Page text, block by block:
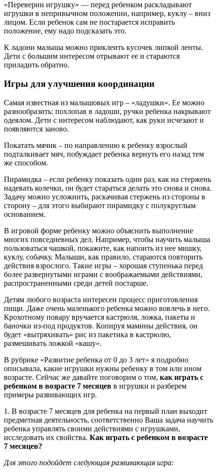
«Переверни игрушку» — перед ребенком раскладывают
игрушки в непривычном положении, например, куклу – вниз
лицом. Если ребенок сам не постарается исправить
положение, ему надо подсказать это.
К ладони малыша можно приклеить кусочек липкой ленты.
Дети с большим интересом отрывают ее и стараются
приладить обратно.
Игры для улучшения координации
Самая известная из малышовых игр – «ладушки». Ее можно
разнообразить: похлопав в ладоши, ручки ребенка накрывают
одеялом. Дети с интересом наблюдают, как руки исчезают и
появляются заново.
Покатать мячик – по направлению к ребенку взрослый
подталкивает мяч, побуждает ребенка вернуть его назад тем
же способом.
Пирамидка – если ребенку показать один раз, как на стержень
надевать колечки, он будет стараться делать это снова и снова.
Задачу можно усложнить, раскачивая стержень из стороны в
сторону – для этого выбирают пирамидку с полукруглым
основанием.
В игровой форме ребенку можно объяснить выполнение
многих повседневных дел. Например, чтобы научить малыша
пользоваться чашкой, покажите, как напоить из нее мишку,
куклу, собачку. Малыши, как правило, стараются повторить
действия взрослого. Такие игры – хорошая ступенька перед
более развернутыми играми с воображаемыми действиями,
распространенными среди детей постарше.
Детям любого возраста интересен процесс приготовления
пищи. Даже очень маленького ребенка можно вовлечь в него.
Крохотному повару вручается кастрюля, ложка, пакеты и
баночки из-под продуктов. Копируя мамины действия, он
будет «вытряхивать» рис из пакетика в кастрюлю,
размешивать ложкой «кашу».
В рубрике «Развитие ребенка от 0 до 3 лет» я подробно
описывала, какие игрушки нужны ребенку в том или ином
возрасте. Сейчас же давайте поговорим о том, как играть с
ребенком в возрасте 7 месяцев в игрушки и разберем
примеры развивающих игр.
1. В возрасте 7 месяцев для ребенка на первый план выходит
предметная деятельность, соответственно Ваша задача научить
ребенка управлять своими действиями с игрушками,
исследовать их свойства. Как играть с ребенком в возрасте
7 месяцев?
Для этого подойдет следующая развивающая игра: